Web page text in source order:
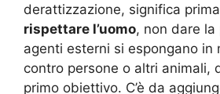
derattizzazione, significa
rispettare l’uomo, non dare la
agenti esterni si espongano in
contro persone o altri animali,
primo obiettivo. C’è da